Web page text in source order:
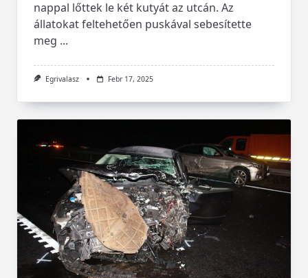
nappal lőttek le két kutyát az utcán. Az
állatokat feltehetően puskával sebesítette
meg ...
Egrivalasz Febr 17, 2025